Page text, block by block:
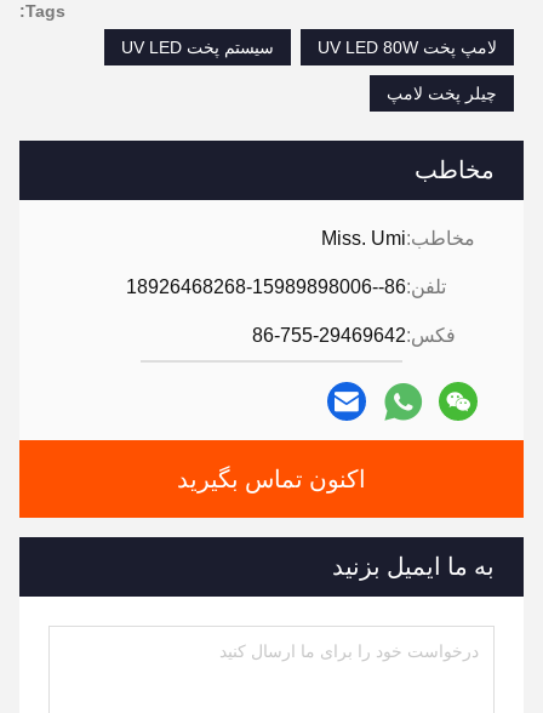
مخاطب
مخاطب:Miss. Umi
تلفن:86--18926468268-15989898006
فکس:86-755-29469642
اکنون تماس بگیرید
به ما ایمیل بزنید
Tags:
لامپ پخت UV LED 80W
سیستم پخت UV LED
چیلر پخت لامپ